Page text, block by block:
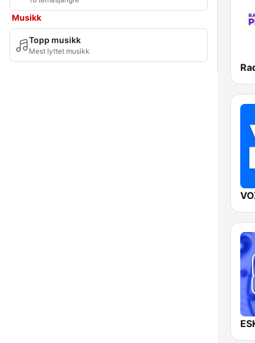
Musikk
Topp musikk
Mest lyttet musikk